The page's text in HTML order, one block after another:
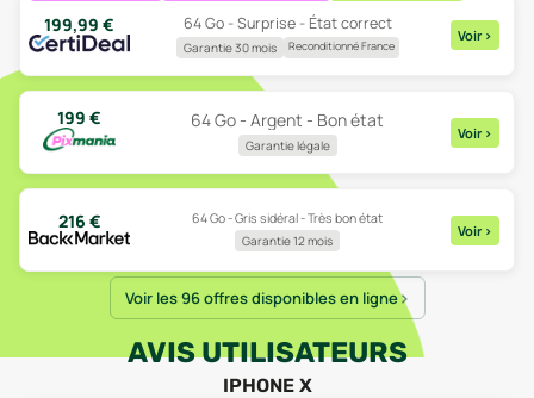
199,99 € 64 Go - Surprise - État correct
Garantie 30 mois Reconditionné France
Voir >
199 € 64 Go - Argent - Bon état
Garantie légale
Voir >
216 €
64 Go - Gris sidéral - Très bon état
Garantie 12 mois
Voir >
Voir les 96 offres disponibles en ligne
AVIS UTILISATEURS
IPHONE X